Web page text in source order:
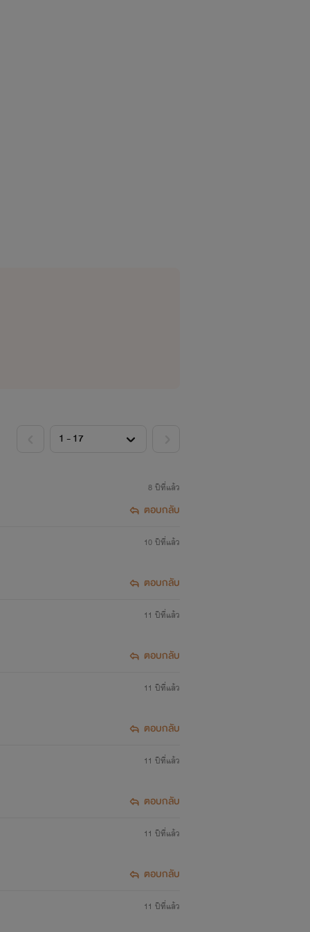
8 ปีที่แล้ว
ตอบกลับ
10 ปีที่แล้ว
ตอบกลับ
11 ปีที่แล้ว
ตอบกลับ
11 ปีที่แล้ว
ตอบกลับ
11 ปีที่แล้ว
ตอบกลับ
11 ปีที่แล้ว
ตอบกลับ
11 ปีที่แล้ว